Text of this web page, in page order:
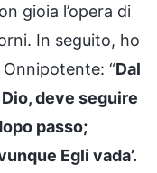
gioia l’opera di
In seguito, ho
“Dal
deve seguire
passo;
Egli vada’.